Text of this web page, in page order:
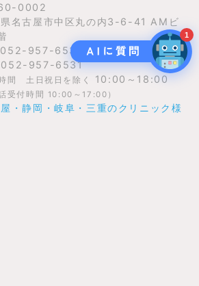
0002
名古屋市中区丸の内3-6-41 AMビ
052-957-6530
052-957-6531
間 土日祝日を除く 10:00～18:00
話受付時間 10:00～17:00）
・静岡・岐阜・三重のクリニック様
1
help you